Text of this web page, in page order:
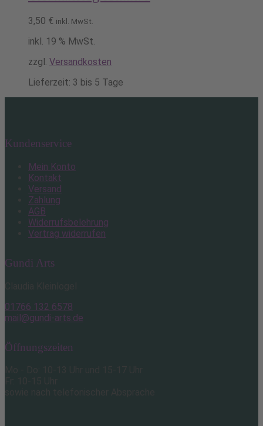
3,50 € inkl. MwSt.
inkl. 19 % MwSt.
zzgl. Versandkosten
Lieferzeit: 3 bis 5 Tage
Kundenservice
Mein Konto
Kontakt
Versand
Zahlung
AGB
Widerrufsbelehrung
Vertrag widerrufen
Gundi Arts
01766 132 6578
mail@gundi-arts.de
Öffnungszeiten